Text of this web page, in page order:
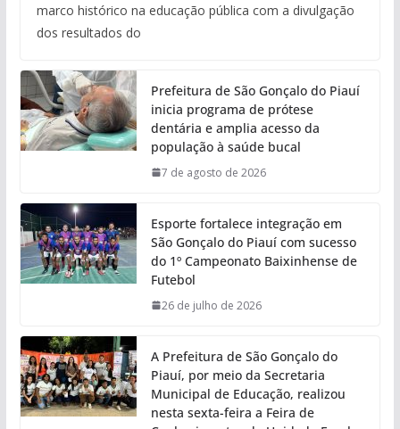
marco histórico na educação pública com a divulgação
dos resultados do
Prefeitura de São Gonçalo do Piauí
inicia programa de prótese
dentária e amplia acesso da
população à saúde bucal
7 de agosto de 2026
Esporte fortalece integração em
São Gonçalo do Piauí com sucesso
do 1º Campeonato Baixinhense de
Futebol
26 de julho de 2026
A Prefeitura de São Gonçalo do
Piauí, por meio da Secretaria
Municipal de Educação, realizou
nesta sexta-feira a Feira de